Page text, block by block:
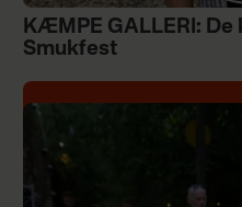
KÆMPE GALLERI:
Smukfest